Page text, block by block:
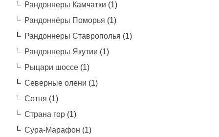
Рандоннеры Камчатки (1)
Рандоннёры Поморья (1)
Рандоннеры Ставрополья (1)
Рандоннеры Якутии (1)
Рыцари шоссе(1)
Северные олени (1)
Сотня (1)
Страна гор(1)
Сура-Марафон (1)